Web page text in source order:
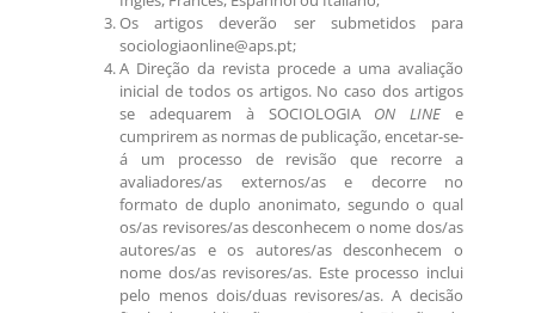
Os artigos deverão ser submetidos para
sociologiaonline@aps.pt;
A Direção da revista procede a uma avaliação
inicial de todos os artigos. No caso dos artigos
se adequarem à SOCIOLOGIA
ON LINE e
cumprirem as normas de publicação, encetar-se-
á um processo de revisão que recorre a
avaliadores/as externos/as e decorre no
formato de duplo anonimato, segundo o qual
os/as revisores/as desconhecem o nome dos/as
autores/as e os autores/as desconhecem o
nome dos/as revisores/as. Este processo inclui
pelo menos dois/duas revisores/as. A decisão